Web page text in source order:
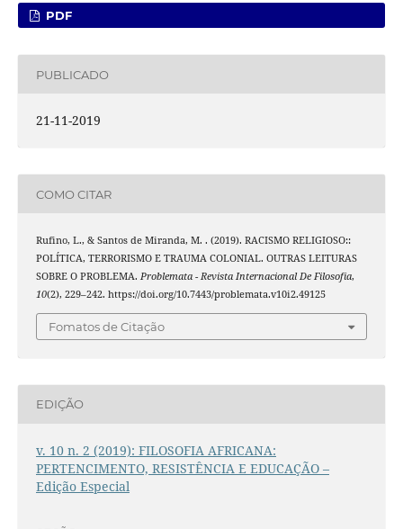
PDF
PUBLICADO
21-11-2019
COMO CITAR
Rufino, L., & Santos de Miranda, M. . (2019). RACISMO RELIGIOSO::
POLÍTICA, TERRORISMO E TRAUMA COLONIAL. OUTRAS LEITURAS
SOBRE O PROBLEMA. Problemata - Revista Internacional De Filosofia,
10(2), 229–242. https://doi.org/10.7443/problemata.v10i2.49125
Fomatos de Citação
EDIÇÃO
v. 10 n. 2 (2019): FILOSOFIA AFRICANA:
PERTENCIMENTO, RESISTÊNCIA E EDUCAÇÃO –
Edição Especial